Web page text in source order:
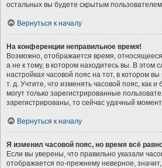
остальных вы будете скрытым
Вернуться к началу
На конференции неправильное время!
Возможно, отображается время, относящееся
а не к тому, в котором находитесь вы. В этом
настройках часовой пояс на тот, в котором
т. д. Учтите, что изменять часовой пояс, как
могут только зарегистрированные
зарегистрированы, то сейчас удачный
Вернуться к началу
Я изменил часовой пояс, но время всё
Если вы уверены, что правильно указали
отображается по-прежнему неверное,